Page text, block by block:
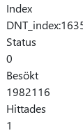
Index
Status
0
Besökt
1982116
Hittades
1